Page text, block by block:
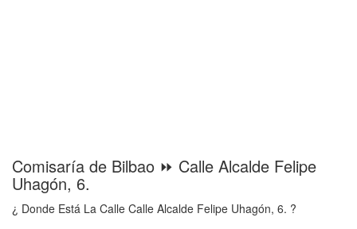
Comisaría de Bilbao ⏩ Calle Alcalde Felipe
Uhagón, 6.
¿ Donde Está La Calle Calle Alcalde Felipe Uhagón, 6. ?